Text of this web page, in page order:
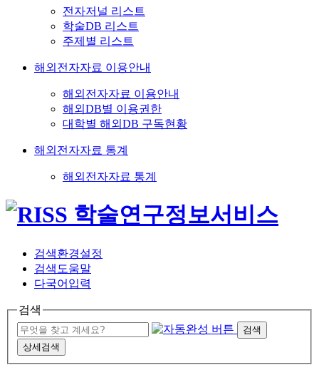
전자저널 리스트
학술DB 리스트
주제별 리스트
해외전자자료 이용안내
해외전자자료 이용안내
해외DB별 이용권한
대학별 해외DB 구독현황
해외전자자료 통계
해외전자자료 통계
검색환경설정
검색도움말
다국어입력
검색
검색
상세검색